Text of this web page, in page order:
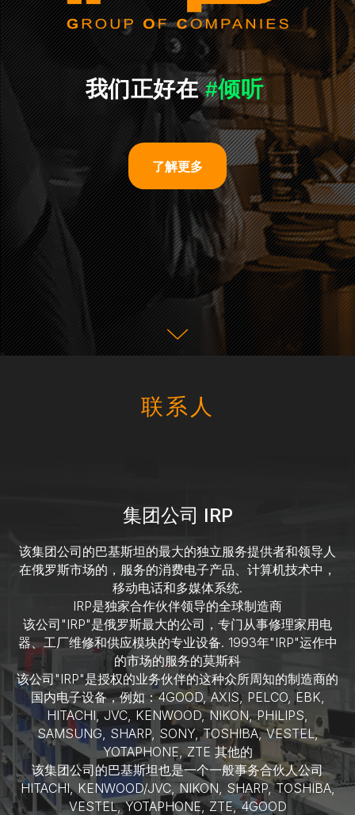
我们正好在#了|
了解更多
联系人
集团公司 IRP
该集团公司的巴基斯坦的最大的独立服务提供者和领导人
在俄罗斯市场的，服务的消费电子产品、计算机技术中，
移动电话和多媒体系统.
IRP是独家合作伙伴领导的全球制造商
该公司"IRP"是俄罗斯最大的公司，专门从事修理家用电
器、工厂维修和供应模块的专业设备. 1993年"IRP"运作中
的市场的服务的莫斯科
该公司"IRP"是授权的业务伙伴的这种众所周知的制造商的
国内电子设备，例如：4GOOD, AXIS, PELCO, EBK,
HITACHI, JVC, KENWOOD, NIKON, PHILIPS,
SAMSUNG, SHARP, SONY, TOSHIBA, VESTEL,
YOTAPHONE, ZTE 其他的
该集团公司的巴基斯坦也是一个一般事务合伙人公司
HITACHI, KENWOOD/JVC, NIKON, SHARP, TOSHIBA,
VESTEL, YOTAPHONE, ZTE, 4GOOD